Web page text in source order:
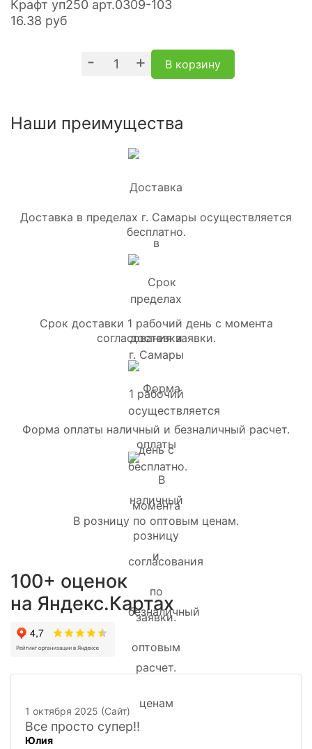
Крафт уп250 арт.0309-103
16.38 руб
- + В корзину
Наши преимущества
Доставка в пределах г. Самары осуществляется
бесплатно.
Срок доставки 1 рабочий день с момента
согласования заявки.
Форма оплаты наличный и безналичный расчет.
В розницу по оптовым ценам.
100+ оценок
на Яндекс.Картах
1 октября 2025 (Сайт)
Все просто супер!!
Юлия